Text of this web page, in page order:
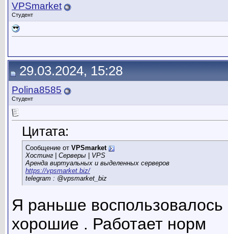
VPSmarket
Студент
29.03.2024, 15:28
Polina8585
Студент
Цитата:
Сообщение от VPSmarket
Хостинг | Серверы | VPS
Аренда виртуальных и выделенных серверов
https://vpsmarket.biz/
telegram : @vpsmarket_biz
Я раньше
хорошие . Работает норм